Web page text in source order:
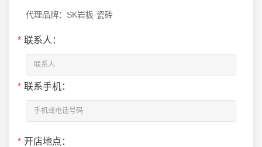
代理品牌：SK岩板·瓷砖
* 联系人：
* 联系手机：
* 开店地点：